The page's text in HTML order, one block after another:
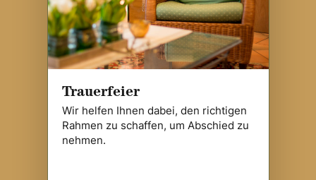
Trauerfeier
Wir helfen Ihnen dabei, den richtigen
Rahmen zu schaffen, um Abschied zu
nehmen.